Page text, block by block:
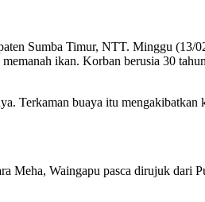
Sumba Timur, NTT. Minggu (13/
ikan. Korban berusia 30
Terkaman buaya itu mengakibatkan
Waingapu pasca dirujuk dari